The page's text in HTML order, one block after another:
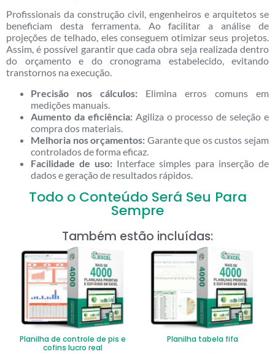
Profissionais da construção civil, engenheiros e arquitetos se
beneficiam desta ferramenta. Ao facilitar a análise de
projeções de telhado, eles conseguem otimizar seus projetos.
Assim, é possível garantir que cada obra seja realizada dentro
do orçamento e do cronograma estabelecido, evitando
transtornos na execução.
Precisão nos cálculos: Elimina erros comuns em
medições manuais.
Aumento da eficiência:Agiliza o processo de seleção e
compra dos materiais.
Melhoria nos orçamentos: Garante que os custos sejam
controlados de forma eficaz.
Facilidade de uso: Interface simples para inserção de
dados e geração de resultados rápidos.
Todo o Conteúdo Será Seu Para
Sempre
Também estão incluídas:
Planilha de controle de pis e
cofins lucro real
Planilha tabela fifa